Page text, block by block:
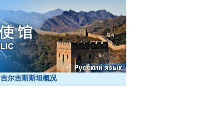
吉尔吉斯斯坦概况